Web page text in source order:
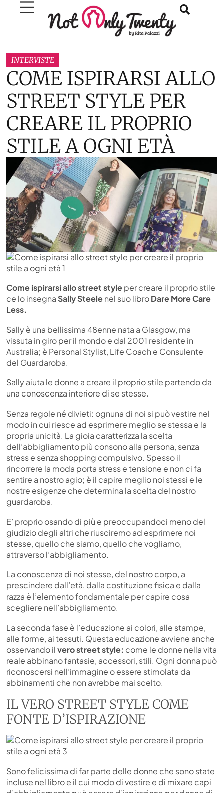
INTERVISTE
COME ISPIRARSI ALLO
STREET STYLE PER
CREARE IL PROPRIO
STILE A OGNI ETÀ
Come ispirarsi allo street styleper creare il proprio stile
ce lo insegna Sally Steelenel suo libroDare More Care
Less.
Sally è una bellissima 48enne nata a Glasgow, ma
vissuta in giro per il mondo e dal 2001 residente in
Australia; è Personal Stylist, Life Coach e Consulente
del Guardaroba.
Sally aiuta le donne a creare il proprio stile partendo da
una conoscenza interiore di se stesse.
Senza regole né divieti: ognuna di noi si può vestire nel
modo in cui riesce ad esprimere meglio se stessa e la
propria unicità. La gioia caratterizza la scelta
dell’abbigliamento più consono alla persona, senza
stress e senza shopping compulsivo. Spesso il
rincorrere la moda porta stress e tensione e non ci fa
sentire a nostro agio; è il capire meglio noi stessi e le
nostre esigenze che determina la scelta del nostro
guardaroba.
E’ proprio osando di più e preoccupandoci meno del
giudizio degli altri che riusciremo ad esprimere noi
stesse, quello che siamo, quello che vogliamo,
attraverso l’abbigliamento.
La conoscenza di noi stesse, del nostro corpo, a
prescindere dall’età, dalla costituzione fisica e dalla
razza è l’elemento fondamentale per capire cosa
scegliere nell’abbigliamento.
La seconda fase è l’educazione ai colori, alle stampe,
alle forme, ai tessuti. Questa educazione avviene anche
osservando ilvero street style: come le donne nella vita
reale abbinano fantasie, accessori, stili. Ogni donna può
riconoscersi nell’immagine o essere stimolata da
abbinamenti che non avrebbe mai scelto.
IL VERO STREET STYLE COME
FONTE D’ISPIRAZIONE
Sono felicissima di far parte delle donne che sono state
incluse nel libro e il cui modo di vestire e di mixare capi